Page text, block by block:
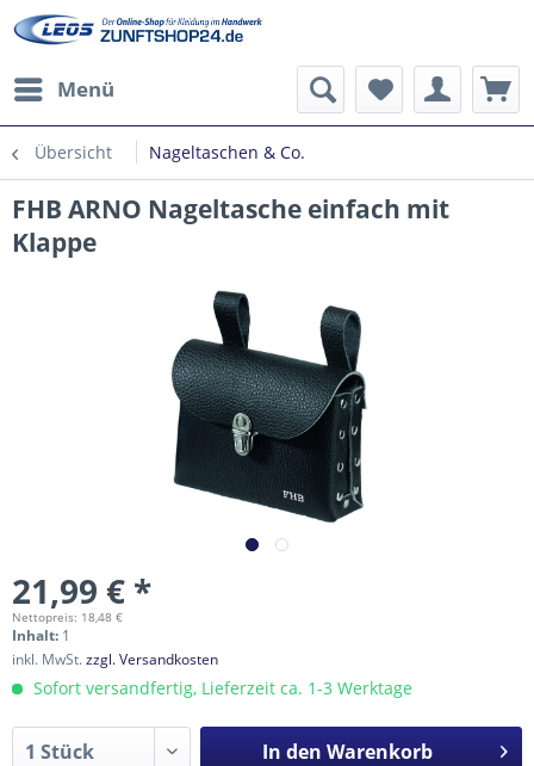
Menü
Übersicht Nageltaschen & Co.
FHB ARNO Nageltasche einfach mit
Klappe
21,99 € *
Nettopreis: 18,48 €
Inhalt: 1
inkl. MwSt.zzgl. Versandkosten
Sofort versandfertig, Lieferzeit ca. 1-3 Werktage
In den Warenkorb